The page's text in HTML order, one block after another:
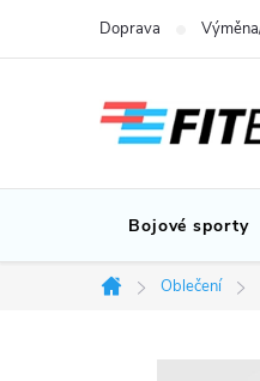
Doprava
Bojové sporty
Domů
Oblečení